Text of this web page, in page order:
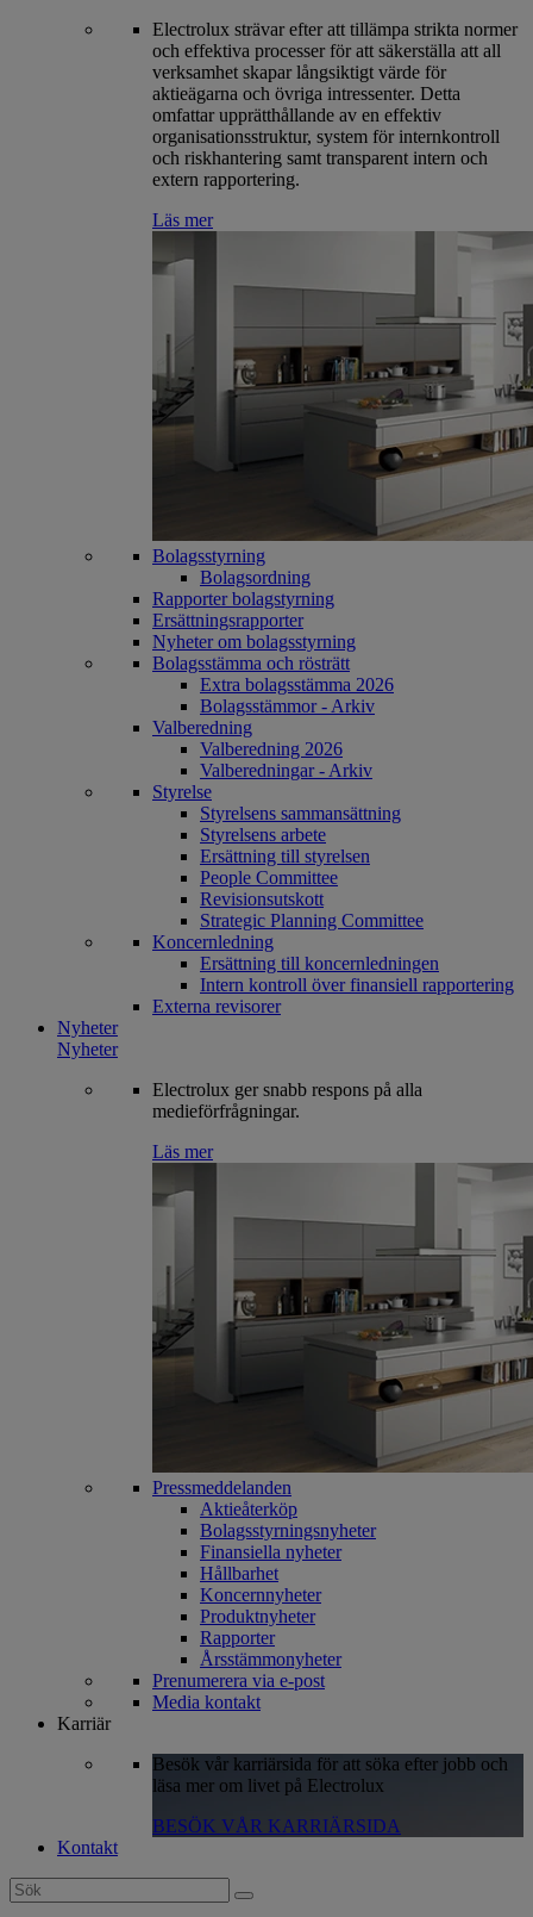
Electrolux strävar efter att tillämpa strikta normer
och effektiva processer för att säkerställa att all
verksamhet skapar långsiktigt värde för
aktieägarna och övriga intressenter. Detta
omfattar upprätthållande av en effektiv
organisationsstruktur, system för internkontroll
och riskhantering samt transparent intern och
extern rapportering.
Läs mer
Bolagsstyrning
Bolagsordning
Rapporter bolagstyrning
Ersättningsrapporter
Nyheter om bolagsstyrning
Bolagsstämma och rösträtt
Extra bolagsstämma 2026
Bolagsstämmor - Arkiv
Valberedning
Valberedning 2026
Valberedningar - Arkiv
Styrelse
Styrelsens sammansättning
Styrelsens arbete
Ersättning till styrelsen
People Committee
Revisionsutskott
Strategic Planning Committee
Koncernledning
Ersättning till koncernledningen
Intern kontroll över finansiell rapportering
Externa revisorer
Nyheter
Nyheter
Electrolux ger snabb respons på alla
medieförfrågningar.
Läs mer
Pressmeddelanden
Aktieåterköp
Bolagsstyrningsnyheter
Finansiella nyheter
Hållbarhet
Koncernnyheter
Produktnyheter
Rapporter
Årsstämmonyheter
Prenumerera via e-post
Media kontakt
Karriär
Besök vår karriärsida för att söka efter jobb och
läsa mer om livet på Electrolux
BESÖK VÅR KARRIÄRSIDA
Kontakt
Search
for: